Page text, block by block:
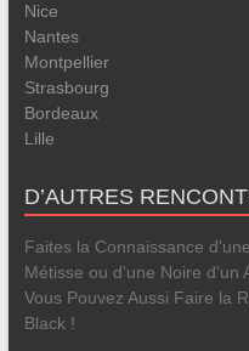
Nice
Nantes
Montpellier
Strasbourg
Bordeaux
Lille
D’AUTRES
Faites la Connaissance
Métisse ou d'une Noire d'un
Vous Pouvez Aussi Faire la
Black !